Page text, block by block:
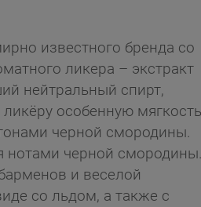
известного бренда со
ликера – экстракт
нейтральный спирт,
особенную
черной смородины.
черной смородины.
и веселой
со льдом, а также с